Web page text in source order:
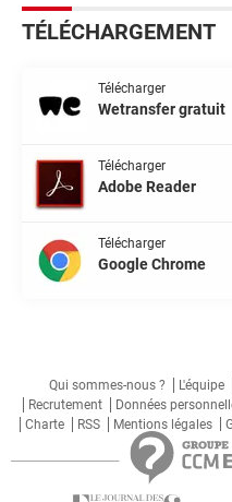
TÉLÉCHARGEMENT
Télécharger
Wetransfer gratuit
Télécharger
Adobe Reader
Télécharger
Google Chrome
Qui sommes-nous ? L'équipe
Recrutement
Données
Charte
RSS Mentions légales